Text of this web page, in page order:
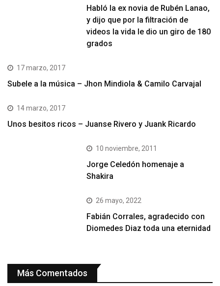
Habló la ex novia de Rubén Lanao,
y dijo que por la filtración de
videos la vida le dio un giro de 180
grados
17 marzo, 2017
Subele a la música – Jhon Mindiola & Camilo Carvajal
14 marzo, 2017
Unos besitos ricos – Juanse Rivero y Juank Ricardo
10 noviembre, 2011
Jorge Celedón homenaje a
Shakira
26 mayo, 2022
Fabián Corrales, agradecido con
Diomedes Diaz toda una eternidad
Más Comentados